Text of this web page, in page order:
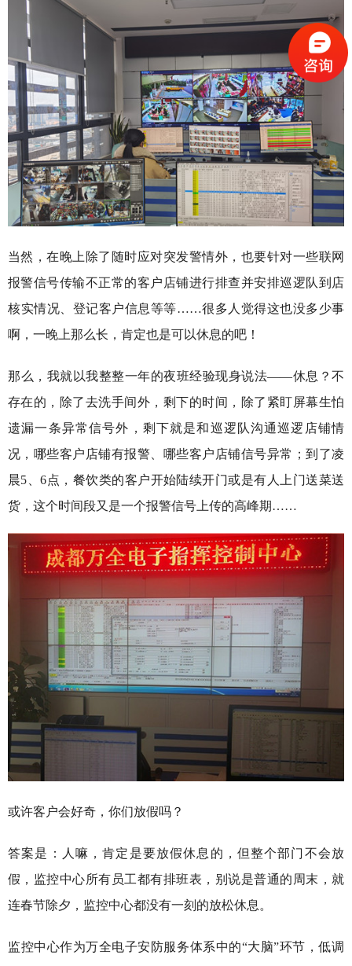
当然，在晚上除了随时应对突发警情外，也要针对一些联网
报警信号传输不正常的客户店铺进行排查并安排巡逻队到店
核实情况、登记客户信息等等……很多人觉得这也没多少事
啊，一晚上那么长，肯定也是可以休息的吧！
那么，我就以我整整一年的夜班经验现身说法——休息？不
存在的，除了去洗手间外，剩下的时间，除了紧盯屏幕生怕
遗漏一条异常信号外，剩下就是和巡逻队沟通巡逻店铺情
况，哪些客户店铺有报警、哪些客户店铺信号异常；到了凌
晨5、6点，餐饮类的客户开始陆续开门或是有人上门送菜送
货，这个时间段又是一个报警信号上传的高峰期……
或许客户会好奇，你们放假吗？
答案是：人嘛，肯定是要放假休息的，但整个部门不会放
假，监控中心所有员工都有排班表，别说是普通的周末，就
连春节除夕，监控中心都没有一刻的放松休息。
监控中心作为万全电子安防服务体系中的“大脑”环节，低调